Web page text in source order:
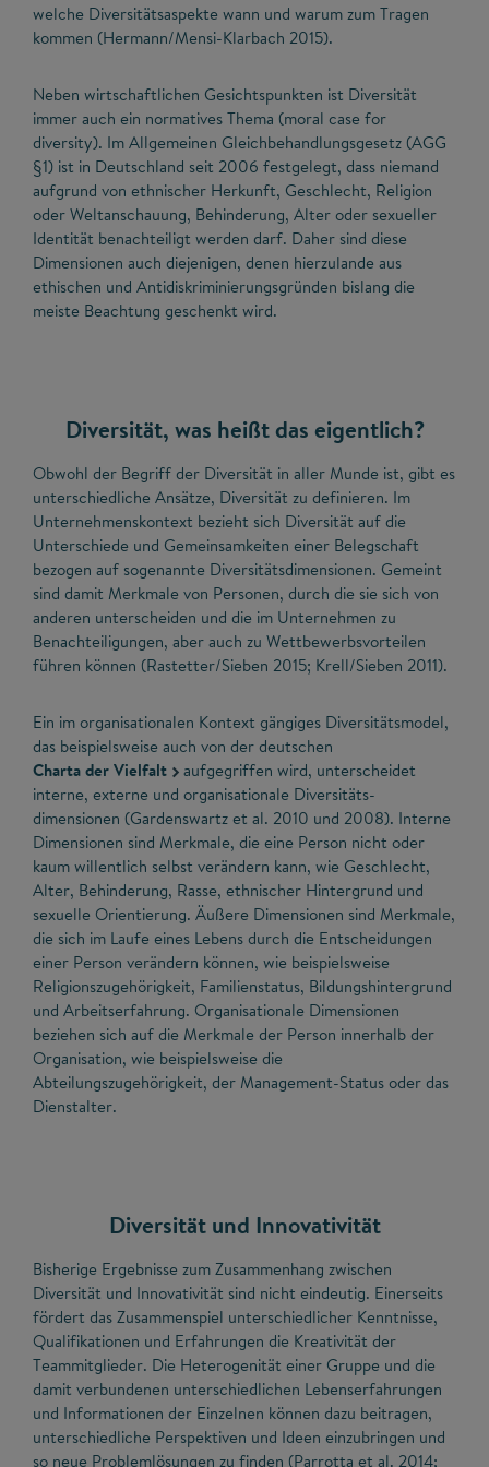
welche Diversitätsaspekte wann und warum zum Tragen
kommen (Hermann/Mensi-Klarbach 2015).
Neben wirtschaftlichen Gesichtspunkten ist Diversität
immer auch ein normatives Thema (moral case for
diversity). Im Allgemeinen Gleichbehandlungsgesetz (AGG
§1) ist in Deutschland seit 2006 festgelegt, dass niemand
aufgrund von ethnischer Herkunft, Geschlecht, Religion
oder Weltanschauung, Behinderung, Alter oder sexueller
Identität benachteiligt werden darf. Daher sind diese
Dimensionen auch diejenigen, denen hierzulande aus
ethischen und Antidiskriminierungsgründen bislang die
meiste Beachtung geschenkt wird.
Diversität, was heißt das eigentlich?
Obwohl der Begriff der Diversität in aller Munde ist, gibt es
unterschiedliche Ansätze, Diversität zu definieren. Im
Unternehmenskontext bezieht sich Diversität auf die
Unterschiede und Gemeinsamkeiten einer Belegschaft
bezogen auf sogenannte Diversitätsdimensionen. Gemeint
sind damit Merkmale von Personen, durch die sie sich von
anderen unterscheiden und die im Unternehmen zu
Benachteiligungen, aber auch zu Wettbewerbsvorteilen
führen können (Rastetter/Sieben 2015; Krell/Sieben 2011).
Ein im organisationalen Kontext gängiges Diversitätsmodel,
das beispielsweise auch von der deutschen
Charta der Vielfalt
aufgegriffen wird, unterscheidet
interne, externe und organisationale Diversitäts-
dimensionen (Gardenswartz et al. 2010 und 2008). Interne
Dimensionen sind Merkmale, die eine Person nicht oder
kaum willentlich selbst verändern kann, wie Geschlecht,
Alter, Behinderung, Rasse, ethnischer Hintergrund und
sexuelle Orientierung. Äußere Dimensionen sind Merkmale,
die sich im Laufe eines Lebens durch die Entscheidungen
einer Person verändern können, wie beispielsweise
Religionszugehörigkeit, Familienstatus, Bildungshintergrund
und Arbeitserfahrung. Organisationale Dimensionen
beziehen sich auf die Merkmale der Person innerhalb der
Organisation, wie beispielsweise die
Abteilungszugehörigkeit, der Management-Status oder das
Dienstalter.
Diversität und Innovativität
Bisherige Ergebnisse zum Zusammenhang zwischen
Diversität und Innovativität sind nicht eindeutig. Einerseits
fördert das Zusammenspiel unterschiedlicher Kenntnisse,
Qualifikationen und Erfahrungen die Kreativität der
Teammitglieder. Die Heterogenität einer Gruppe und die
damit verbundenen unterschiedlichen Lebenserfahrungen
und Informationen der Einzelnen können dazu beitragen,
unterschiedliche Perspektiven und Ideen einzubringen und
so neue Problemlösungen zu finden (Parrotta et al. 2014;